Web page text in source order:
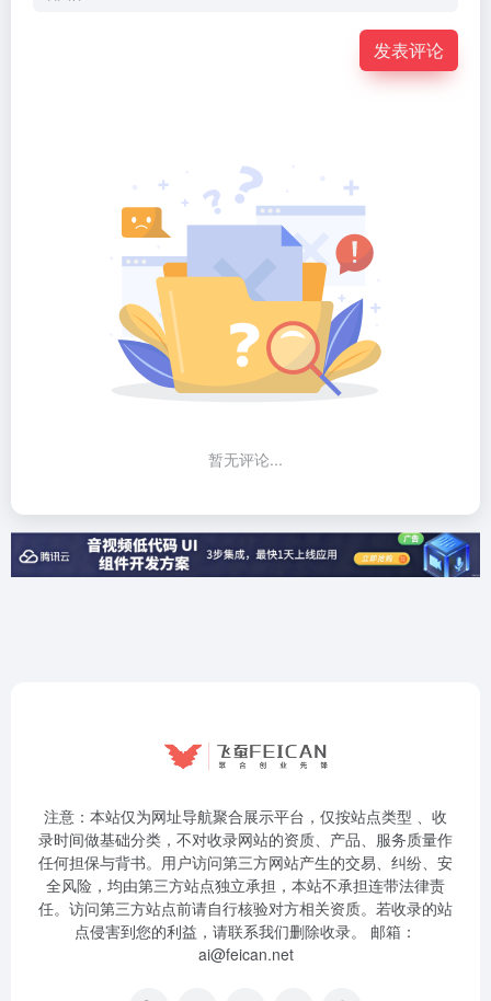
发表评论
暂无评论...
注意：本站仅为网址导航聚合展示平台，仅按站点类型 、收
录时间做基础分类，不对收录网站的资质、产品、服务质量作
任何担保与背书。用户访问第三方网站产生的交易、纠纷、安
全风险，均由第三方站点独立承担，本站不承担连带法律责
任。访问第三方站点前请自行核验对方相关资质。若收录的站
点侵害到您的利益，请联系我们删除收录。 邮箱：
ai@feican.net